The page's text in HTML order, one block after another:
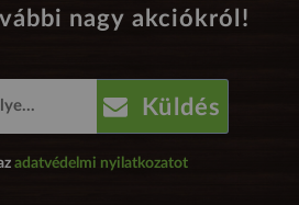
nagy akciókról!
Küldés
adatvédelmi nyilatkozatot